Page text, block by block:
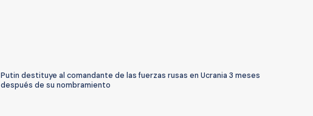
Putin destituye al comandante de las fuerzas rusas en Ucrania 3 meses
después de su nombramiento